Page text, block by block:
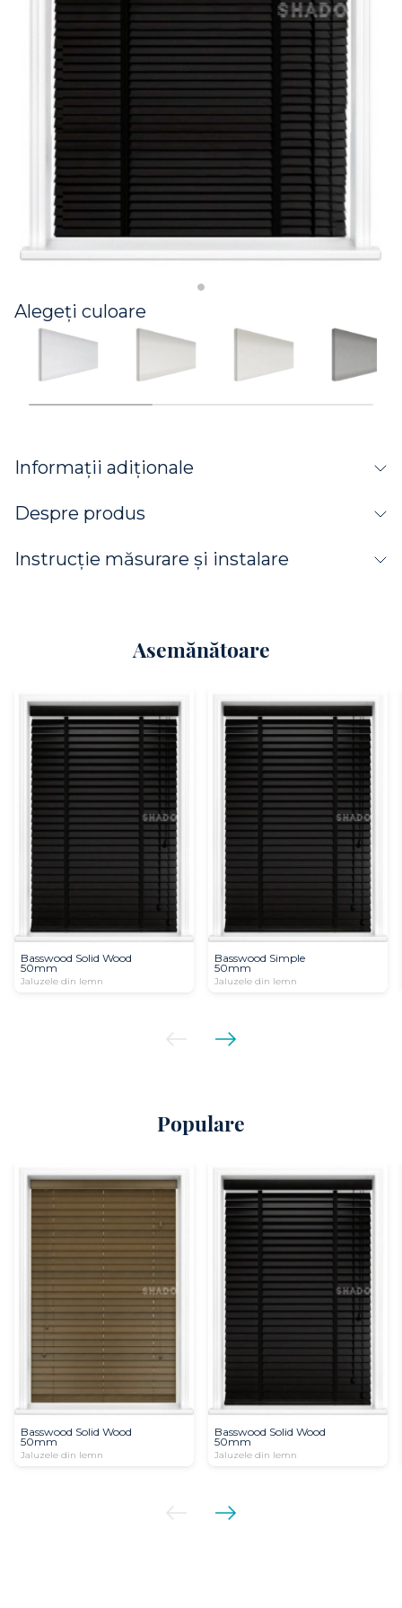
Alegeți culoare
Informații adiționale
Despre produs
Instrucție măsurare și instalare
Asemănătoare
Basswood Solid Wood
50mm
Jaluzele din lemn
Basswood Simple
50mm
Jaluzele din lemn
Populare
Basswood Solid Wood
50mm
Jaluzele din lemn
Basswood Solid Wood
50mm
Jaluzele din lemn